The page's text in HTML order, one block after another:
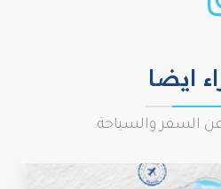
ايضا
عن السفر والسياحة.